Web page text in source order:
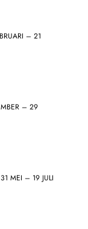
– 21
– 29
MEI – 19 JULI